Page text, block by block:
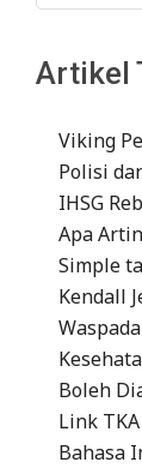
Artikel
Viking
Polisi
IHSG
Apa
Simple
Kendall
Boleh
Link
Bahasa